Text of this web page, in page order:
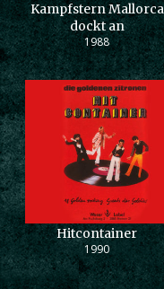
Kampfstern Mallorca
dockt an
1988
Hitcontainer
1990